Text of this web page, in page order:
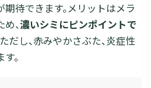
待できます。メリットはメラ
、濃いシミにピンポイントで
だし、赤みやかさぶた、炎症性
。